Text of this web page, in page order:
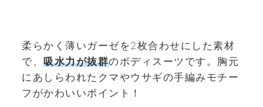
柔らかく薄いガーゼを2枚合わせにした素材
で、 吸水力が抜群のボディスーツです。胸元
にあしらわれたクマやウサギの手編みモチー
フがかわいいポイント！